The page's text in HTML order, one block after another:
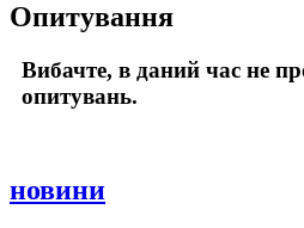
Опитування
Вибачте, в даний час не
опитувань.
новини